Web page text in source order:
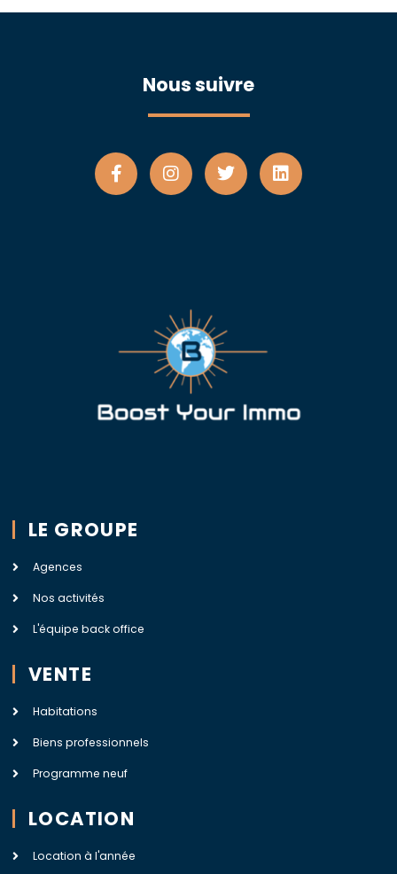
Nous suivre
LE GROUPE
Agences
Nos activités
L'équipe back office
VENTE
Habitations
Biens professionnels
Programme neuf
LOCATION
Location à l'année